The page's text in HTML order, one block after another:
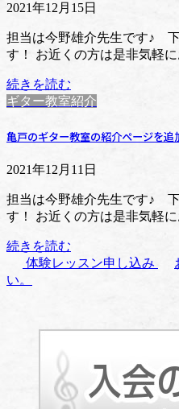
2021年12月15日
担当は今野雄介先生です♪
す！ お近くの方は是非気軽
続きを読む
ギター教室紹介
亀戸のギター教室の紹介ページを追
2021年12月11日
担当は今野雄介先生です♪
す！ お近くの方は是非気軽
続きを読む
体験レッスン申し込み
い。